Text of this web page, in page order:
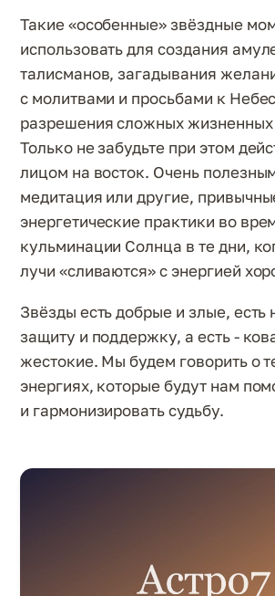
Такие «особенные» звёздные
использовать для создания
талисманов, загадывания
с молитвами и просьбами к
разрешения сложных жизненных
Только не забудьте при этом
лицом на восток. Очень
медитация или другие,
энергетические практики во
кульминации Солнца в те дни,
лучи «сливаются» с энергией
Звёзды есть добрые и злые, есть
защиту и поддержку, а есть -
жестокие. Мы будем говорить о
энергиях, которые будут нам
и гармонизировать судьбу.